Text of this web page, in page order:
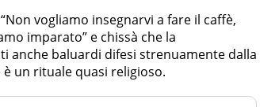
vogliamo insegnarvi a fare il caffè,
imparato” e chissà che la
anche baluardi difesi strenuamente dalla
è un rituale quasi religioso.